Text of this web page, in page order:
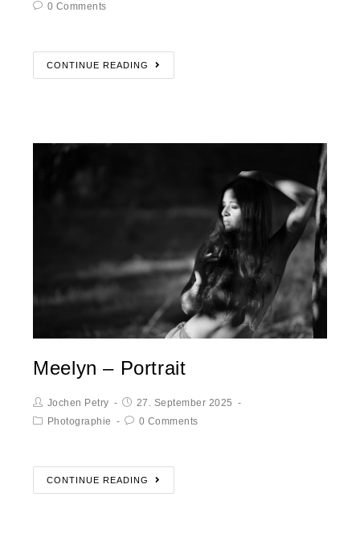
0 Comments
CONTINUE READING
Meelyn – Portrait
Jochen Petry
27. September 2025
Photographie
0 Comments
CONTINUE READING